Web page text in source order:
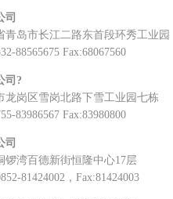
司
青岛市长江二路东首段环秀工业园
88565675 Fax:68067560
司?
龙岗区雪岗北路下雪工业园七栋
83986567 Fax:83980800
司
锣湾百德新街恒隆中心17层
81424002，Fax:81424003